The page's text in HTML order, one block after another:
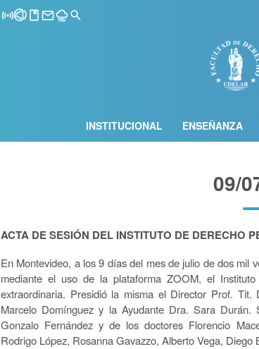
INSTITUCIONAL ENSEÑANZA
09/
ACTA DE SESIÓN DEL INSTITUTO DE DERECHO
En Montevideo, a los 9 días del mes de julio de dos mil
mediante el uso de la plataforma ZOOM, el
extraordinaria. Presidió la misma el Director Prof.
Marcelo Domínguez y la Ayudante Dra. Sara
Gonzalo Fernández y de los doctores Florencio
Rodrigo López, Rosanna Gavazzo, Alberto Vega,